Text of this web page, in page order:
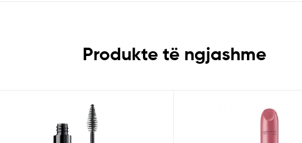
Produkte të ngjashme